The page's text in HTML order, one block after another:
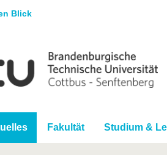
Blick
Forschung
Förderung Im
Fakultät Studium &